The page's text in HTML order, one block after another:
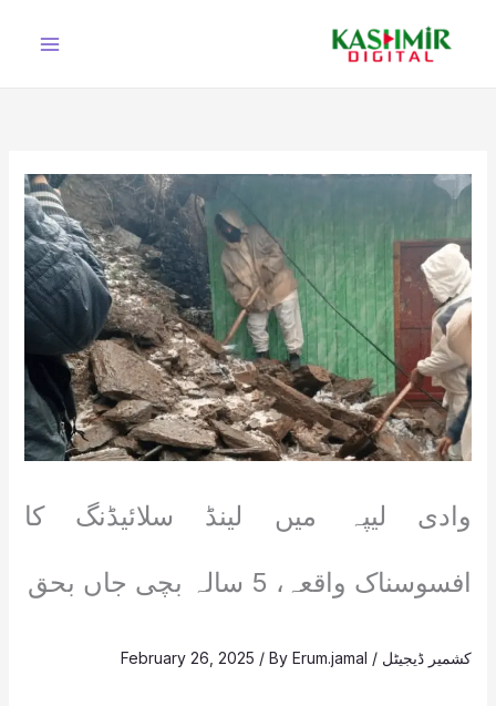
وادی لیپہ میں لینڈ سلائیڈنگ کا
افسوسناک واقعہ، 5 سالہ بچی جاں بحق
کشمیر ڈیجیٹل /
February 26, 2025 / ByErum.jamal